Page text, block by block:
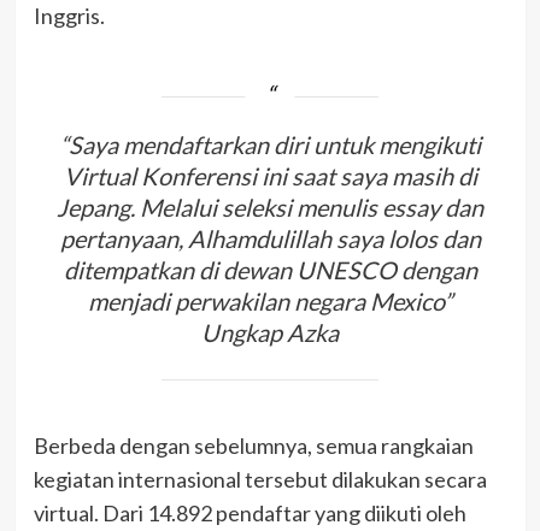
Inggris.
“Saya mendaftarkan diri untuk mengikuti
Virtual Konferensi ini saat saya masih di
Jepang. Melalui seleksi menulis essay dan
pertanyaan, Alhamdulillah saya lolos dan
ditempatkan di dewan UNESCO dengan
menjadi perwakilan negara Mexico”
Ungkap Azka
Berbeda dengan sebelumnya, semua rangkaian
kegiatan internasional tersebut dilakukan secara
virtual. Dari 14.892 pendaftar yang diikuti oleh